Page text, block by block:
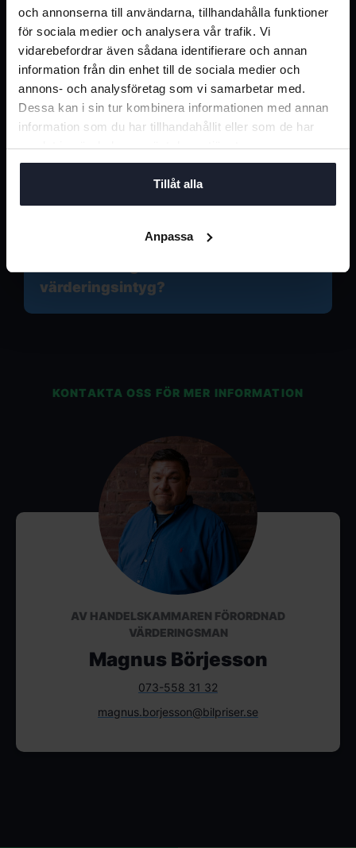
och annonserna till användarna, tillhandahålla funktioner
för sociala medier och analysera vår trafik. Vi
vidarebefordrar även sådana identifierare och annan
information från din enhet till de sociala medier och
annons- och analysföretag som vi samarbetar med.
Dessa kan i sin tur kombinera informationen med annan
information som du har tillhandahållit eller som de har
samlat in när du har använt deras tjänster.
Tillåt alla
Anpassa
förmånsbil?
När krävs ett värderingsintyg vid
försäljning av förmånsbil?
Varför ska jag välja Bilprisers
värderingsintyg?
Hur tar Bilpriser fram ett
värderingsintyg?
KONTAKTA OSS FÖR MER INFORMATION
AV HANDELSKAMMAREN FÖRORDNAD
VÄRDERINGSMAN
Magnus Börjesson
073-558 31 32
magnus.borjesson@bilpriser.se